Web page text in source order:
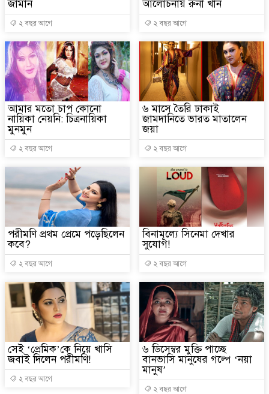
১৫২২ পুলিশ সদস্যকে চাকরিতে
খিলক্ষেত থানা বিএনপির যুগ্ম
দেশের ৬ অঞ্চলে ঝড়ের আভাস
সার্ককে আরও গতিশীল করতে
প্রেমের সম্পর্ক ছিন্ন না করায়
অবশেষে পদত্যাগ করলেন
জামায়াত ফেরেশতাদের দল
জামান
২ বছর আগে
আলোচনায় রুনা খান
২ বছর আগে
আমার মতো চাপ কোনো
নায়িকা নেয়নি: চিত্রনায়িকা
মুনমুন
২ বছর আগে
৬ মাসে তৈরি ঢাকাই
জামদানিতে ভারত মাতালেন
জয়া
২ বছর আগে
পরীমণি প্রথম প্রেমে পড়েছিলেন
কবে?
২ বছর আগে
বিনামূল্যে সিনেমা দেখার
সুযোগ!
২ বছর আগে
সেই ‘প্রেমিক’কে নিয়ে খাসি
জবাই দিলেন পরীমণি!
২ বছর আগে
৬ ডিসেম্বর মুক্তি পাচ্ছে
বানভাসি মানুষের গল্পে ‘নয়া
মানুষ’
২ বছর আগে